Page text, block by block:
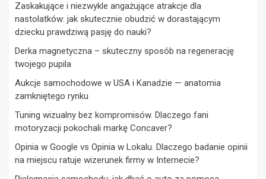
Zaskakujące i niezwykle angażujące atrakcje dla
nastolatków: jak skutecznie obudzić w dorastającym
dziecku prawdziwą pasję do nauki?
Derka magnetyczna – skuteczny sposób na regenerację
twojego pupila
Aukcje samochodowe w USA i Kanadzie — anatomia
zamkniętego rynku
Tuning wizualny bez kompromisów. Dlaczego fani
motoryzacji pokochali markę Concaver?
Opinia w Google vs Opinia w Lokalu. Dlaczego badanie opinii
na miejscu ratuje wizerunek firmy w Internecie?